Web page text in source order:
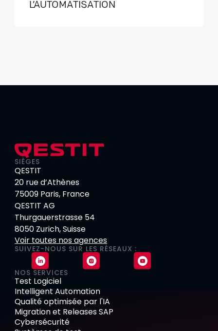
L’AUTOMATISATION
SIÈGES
QESTIT
20 rue d’Athènes
75009 Paris, France
QESTIT AG
Thurgauerstrasse 54
8050 Zurich, Suisse
Voir toutes nos agences
SUIVEZ-NOUS SUR LES RÉSEAUX :
NOS SERVICES
Test Logiciel
Intelligent Automation
Qualité optimisée par l'IA
Migration et Releases SAP
Cybersécurité